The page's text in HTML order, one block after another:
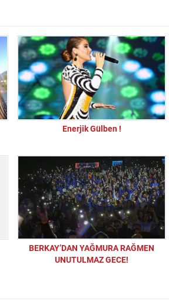
Enerjik Gülben !
BERKAY’DAN YAĞMURA RAĞMEN
UNUTULMAZ GECE!
“Sandık Emaneti Kişisel İkbal İçin Kullanılamaz”